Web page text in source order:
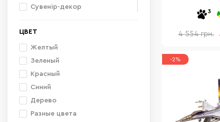
Сувенір-декор
Komarovtoys
Bambi
ЦВЕТ
Желтый
Зеленый
Красный
Синий
Дерево
Разные цвета
3
4 554 грн.
-2%